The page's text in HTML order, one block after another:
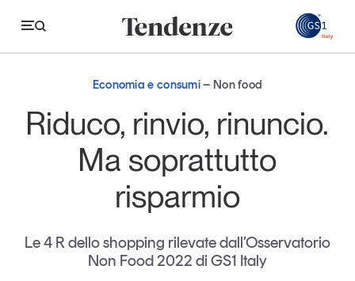
Tendenze
Economia e consumi
Innovazione
Retail e brand
Sostenibilità
Economia e consumi Non food
Riduco, rinvio, rinuncio.
Ma soprattutto
risparmio
Le 4 R dello shopping rilevate dall’Osservatorio
Non Food 2022 di GS1 Italy